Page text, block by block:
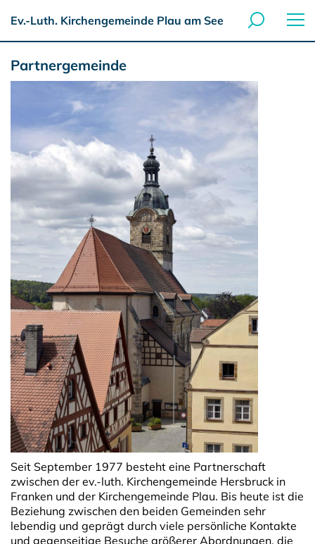
Ev.-Luth. Kirchengemeinde Plau am See
Partnergemeinde
Seit September 1977 besteht eine Partnerschaft
zwischen der ev.-luth. Kirchengemeinde Hersbruck in
Franken und der Kirchengemeinde Plau. Bis heute ist die
Beziehung zwischen den beiden Gemeinden sehr
lebendig und geprägt durch viele persönliche Kontakte
und gegenseitige Besuche größerer Abordnungen, die